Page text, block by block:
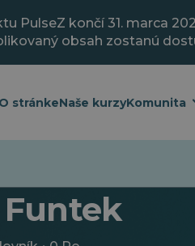
PulseZ končí 31. marca
obsah zostanú
O stránkeNaše kurzyKomunita
Funtek